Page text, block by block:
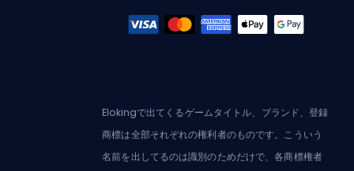
Elokingで出てくるゲームタイトル、ブランド、登録
商標は全部それぞれの権利者のものです。こういう
名前を出してるのは識別のためだけで、各商標権者